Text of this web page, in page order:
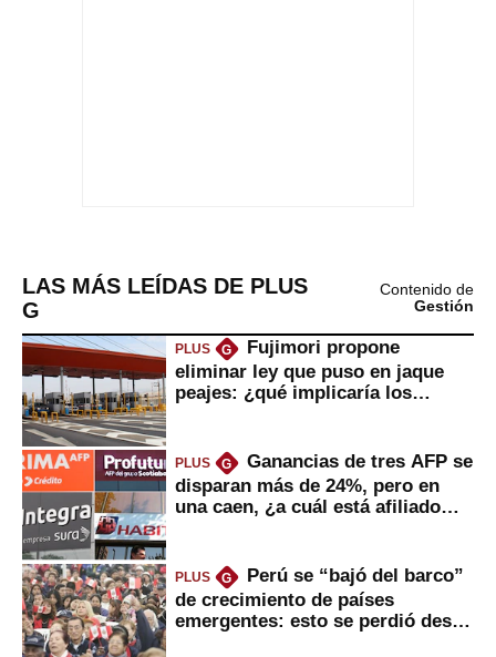
LAS MÁS LEÍDAS DE PLUS
G
Contenido de
Gestión
PLUS G
Fujimori propone
eliminar ley que puso en jaque
peajes: ¿qué implicaría los
PLUS G
Ganancias de tres AFP se
disparan más de 24%, pero en
una caen, ¿a cuál está afiliado
PLUS G
Perú se “bajó del barco”
de crecimiento de países
emergentes: esto se perdió desde